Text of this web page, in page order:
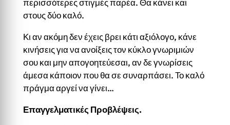
περισσότερες στιγμές παρέα. Θα κάνει και
στους δύο καλό.
Κι αν ακόμη δεν έχεις βρει κάτι αξιόλογο, κάνε
κινήσεις για να ανοίξεις τον κύκλο γνωριμιών
σου και μην απογοητεύεσαι, αν δε γνωρίσεις
άμεσα κάποιον που θα σε συναρπάσει. Το καλό
πράγμα αργεί να γίνει…
Επαγγελματικές Προβλέψεις.